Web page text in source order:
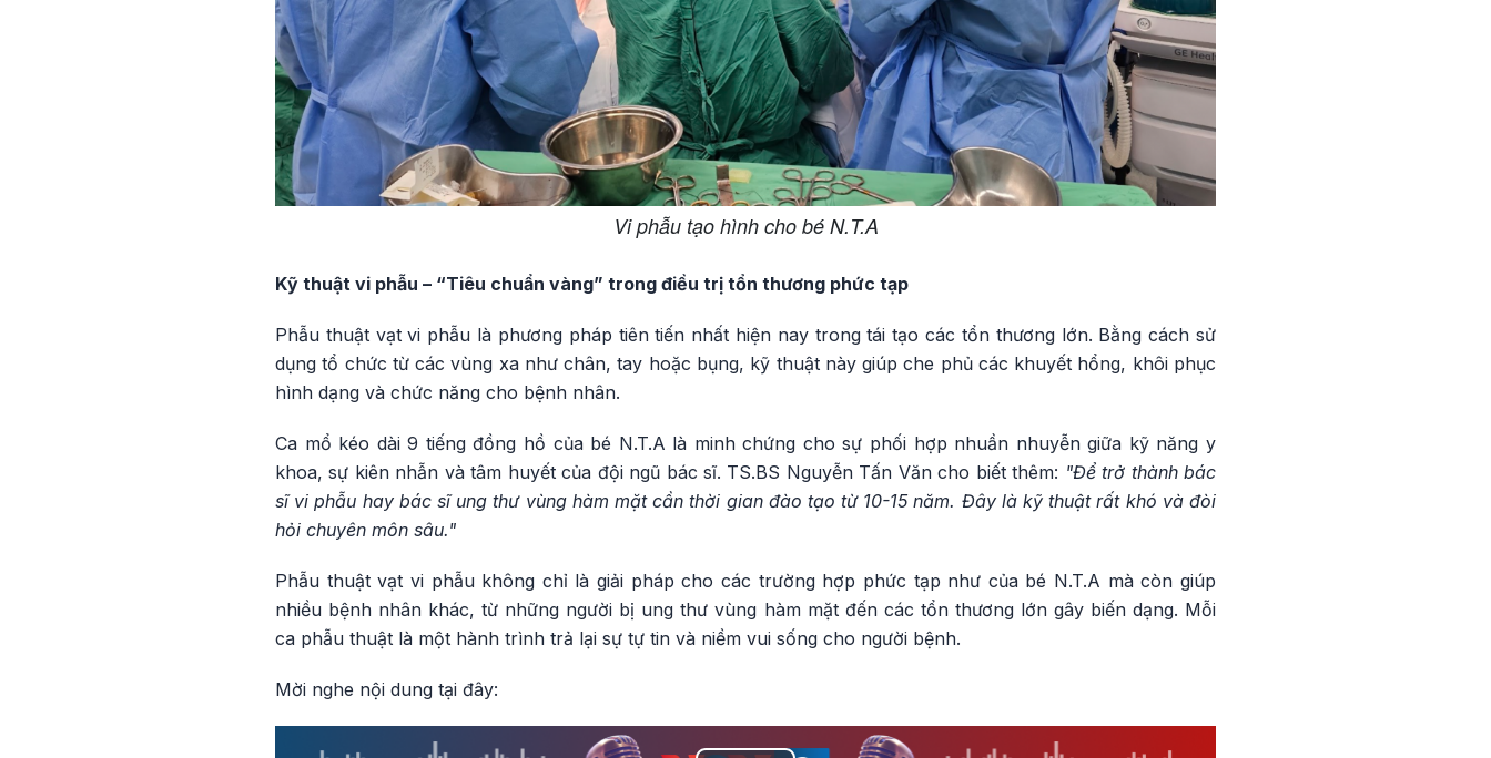
Vi phẫu tạo hình cho bé N.T.A
Kỹ thuật vi phẫu – “Tiêu chuẩn vàng” trong điều trị tổn thương phức tạp
Phẫu thuật vạt vi phẫu là phương pháp tiên tiến nhất hiện nay trong tái tạo các tổn thương lớn. Bằng cách sử
dụng tổ chức từ các vùng xa như chân, tay hoặc bụng, kỹ thuật này giúp che phủ các khuyết hổng, khôi phục
hình dạng và chức năng cho bệnh nhân.
Ca mổ kéo dài 9 tiếng đồng hồ của bé N.T.A là minh chứng cho sự phối hợp nhuần nhuyễn giữa kỹ năng y
khoa, sự kiên nhẫn và tâm huyết của đội ngũ bác sĩ. TS.BS Nguyễn Tấn Văn cho biết thêm: "Để trở thành bác
sĩ vi phẫu hay bác sĩ ung thư vùng hàm mặt cần thời gian đào tạo từ 10-15 năm. Đây là kỹ thuật rất khó và đòi
hỏi chuyên môn sâu."
Phẫu thuật vạt vi phẫu không chỉ là giải pháp cho các trường hợp phức tạp như của bé N.T.A mà còn giúp
nhiều bệnh nhân khác, từ những người bị ung thư vùng hàm mặt đến các tổn thương lớn gây biến dạng. Mỗi
ca phẫu thuật là một hành trình trả lại sự tự tin và niềm vui sống cho người bệnh.
Mời nghe nội dung tại đây: